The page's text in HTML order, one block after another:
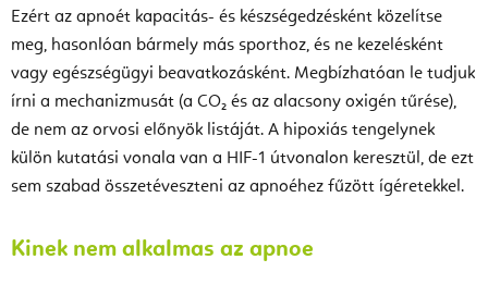
Ezért az apnoét kapacitás- és készségedzésként közelítse
meg, hasonlóan bármely más sporthoz, és ne kezelésként
vagy egészségügyi beavatkozásként. Megbízhatóan le tudjuk
írni a mechanizmusát (a CO₂ és az alacsony oxigén tűrése),
de nem az orvosi előnyök listáját. A hipoxiás tengelynek
külön kutatási vonala van a HIF-1 útvonalon keresztül, de ezt
sem szabad összetéveszteni az apnoéhez fűzött ígéretekkel.
Kinek nem alkalmas az apnoe